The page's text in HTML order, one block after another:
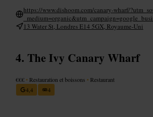
https://www.dishoom.com/canary-wharf/
13 Water St, Londres E14 5GX, Royaume-Uni
The Ivy Canary Wharf
€€€ • Restauration et boissons • Restaurant
4,4
4